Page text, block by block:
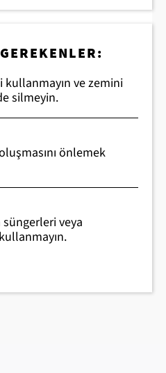
kullanmayın ve zemini
silmeyin.
önlemek
süngerleri veya